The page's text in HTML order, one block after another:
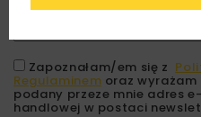
Zapoznałam/em się z
Regulaminem oraz
podany przeze mnie adres
handlowej w postaci